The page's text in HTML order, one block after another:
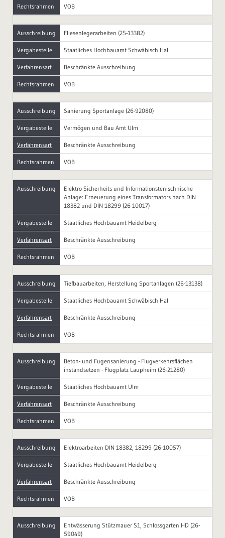
Rechtsrahmen VOB
Ausschreibung Fliesenlegerarbeiten (25-13382)
Vergabestelle Staatliches Hochbauamt Schwäbisch Hall
Verfahrensart Beschränkte Ausschreibung
Rechtsrahmen VOB
Ausschreibung Sanierung Sportanlage (26-92080)
Vergabestelle Vermögen und Bau Amt Ulm
Verfahrensart Beschränkte Ausschreibung
Rechtsrahmen VOB
Ausschreibung
Elektro-Sicherheits-und Informationstenischnische
Anlage: Erneuerung eines Transformators nach DIN
18382 und DIN 18299 (26-10017)
Vergabestelle Staatliches Hochbauamt Heidelberg
Verfahrensart Beschränkte Ausschreibung
Rechtsrahmen VOB
Ausschreibung Tiefbauarbeiten, Herstellung Sportanlagen (26-13138)
Vergabestelle Staatliches Hochbauamt Schwäbisch Hall
Verfahrensart Beschränkte Ausschreibung
Rechtsrahmen VOB
Ausschreibung
Beton- und Fugensanierung - Flugverkehrsflächen
instandsetzen - Flugplatz Laupheim (26-21280)
Vergabestelle Staatliches Hochbauamt Ulm
Verfahrensart Beschränkte Ausschreibung
Rechtsrahmen VOB
Ausschreibung Elektroarbeiten DIN 18382, 18299 (26-10057)
Vergabestelle Staatliches Hochbauamt Heidelberg
Verfahrensart Beschränkte Ausschreibung
Rechtsrahmen VOB
Ausschreibung
Entwässerung Stützmauer S1, Schlossgarten HD (26-
59049)